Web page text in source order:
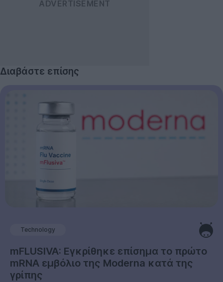
Technology
mRNA εμβόλιο της Moderna κατά της